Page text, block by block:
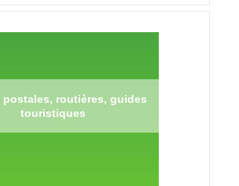
postales, routières, guides
touristiques